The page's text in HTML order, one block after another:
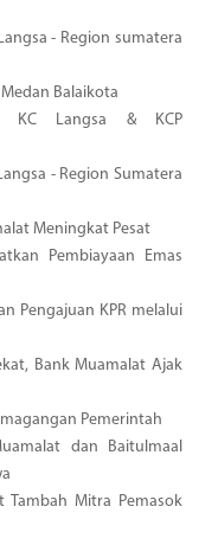
- Region sumatera
Balaikota
KC Langsa & KCP
- Region Sumatera
Meningkat Pesat
Pembiayaan Emas
Pengajuan KPR melalui
Bank Muamalat Ajak
Pemerintah
dan Baitulmaal
Tambah Mitra Pemasok